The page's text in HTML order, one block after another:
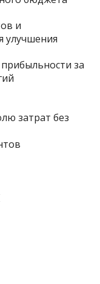
и
улучшения
за
затрат без